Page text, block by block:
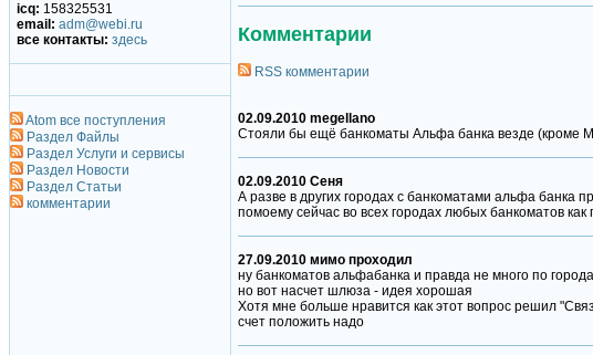
icq: 158325531
email: adm@webi.ru
все контакты: здесь
Atom все поступления
Раздел Файлы
Раздел Услуги и сервисы
Раздел Новости
Раздел Статьи
комментарии
Комментарии
RSS комментарии
02.09.2010 megellano
Стояли бы ещё банкоматы Альфа банка везде (кроме
02.09.2010 Сеня
А разве в других городах с банкоматами альфа банка
помоему сейчас во всех городах любых банкоматов как
27.09.2010 мимо проходил
ну банкоматов альфабанка и правда не много по
но вот насчет шлюза - идея хорошая
Хотя мне больше нравится как этот вопрос решил
счет положить надо